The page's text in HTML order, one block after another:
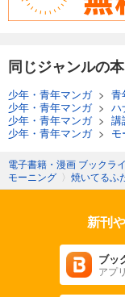
同じジャンルの
少年・青年マンガ> 青
少年・青年マンガ> ハ
少年・青年マンガ> 講
少年・青年マンガ> モ
電子書籍・漫画 ブックラ
モーニング 〉 焼いてるふ
新刊
ブッ
アプ